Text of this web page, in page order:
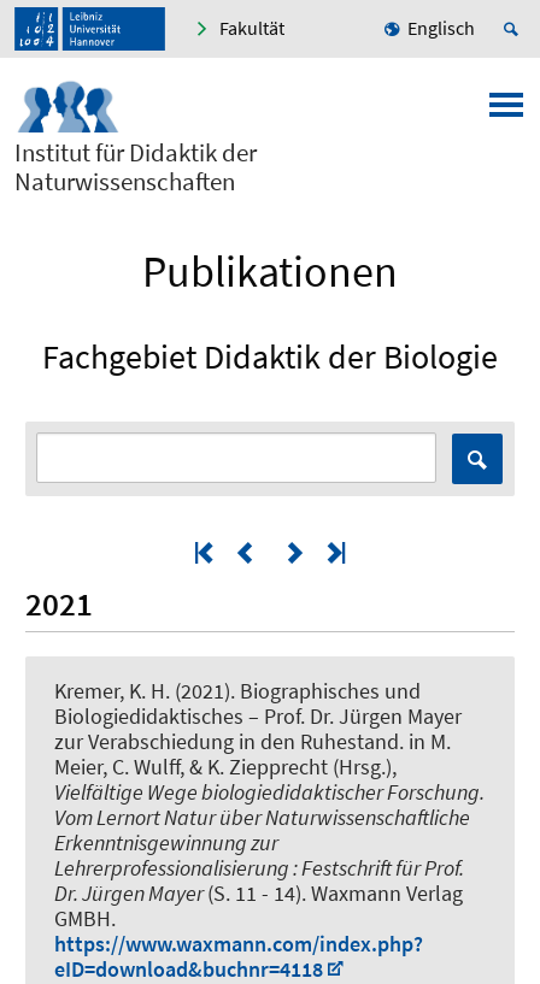
Fakultät Englisch
Institut für Didaktik der
Naturwissenschaften
Publikationen
Fachgebiet Didaktik der Biologie
2021
Kremer, K. H. (2021). Biographisches und
Biologiedidaktisches – Prof. Dr. Jürgen Mayer
zur Verabschiedung in den Ruhestand. in M.
Meier, C. Wulff, & K. Ziepprecht (Hrsg.),
Vielfältige Wege biologiedidaktischer Forschung.
Vom Lernort Natur über Naturwissenschaftliche
Erkenntnisgewinnung zur
Lehrerprofessionalisierung : Festschrift für Prof.
Dr. Jürgen Mayer(S. 11 - 14). Waxmann Verlag
GMBH.
https://www.waxmann.com/index.php?
eID=download&buchnr=4118